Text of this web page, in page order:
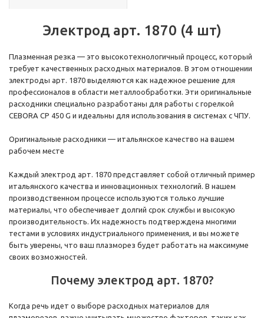
Электрод арт. 1870 (4 шт)
Плазменная резка — это высокотехнологичный процесс, который
требует качественных расходных материалов. В этом отношении
электроды арт. 1870 выделяются как надежное решение для
профессионалов в области металлообработки. Эти оригинальные
расходники специально разработаны для работы с горелкой
CEBORA CP 450 G и идеальны для использования в системах с ЧПУ.
Оригинальные расходники — итальянское качество на вашем
рабочем месте
Каждый электрод арт. 1870 представляет собой отличный пример
итальянского качества и инновационных технологий. В нашем
производственном процессе используются только лучшие
материалы, что обеспечивает долгий срок службы и высокую
производительность. Их надежность подтверждена многими
тестами в условиях индустриального применения, и вы можете
быть уверены, что ваш плазморез будет работать на максимуме
своих возможностей.
Почему электрод арт. 1870?
Когда речь идет о выборе расходных материалов для